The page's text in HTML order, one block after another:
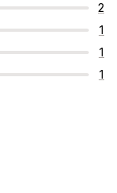
2
1
1
1